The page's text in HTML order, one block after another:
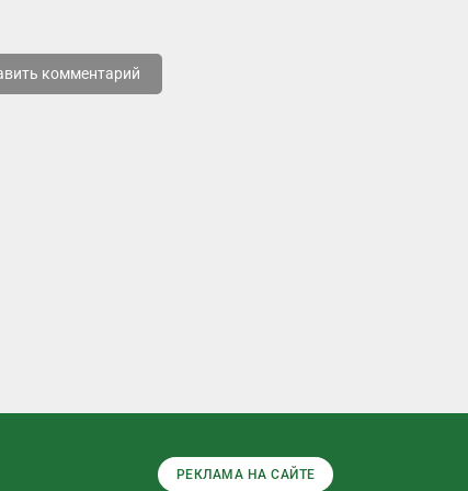
комментарий
РЕКЛАМА НА САЙТЕ